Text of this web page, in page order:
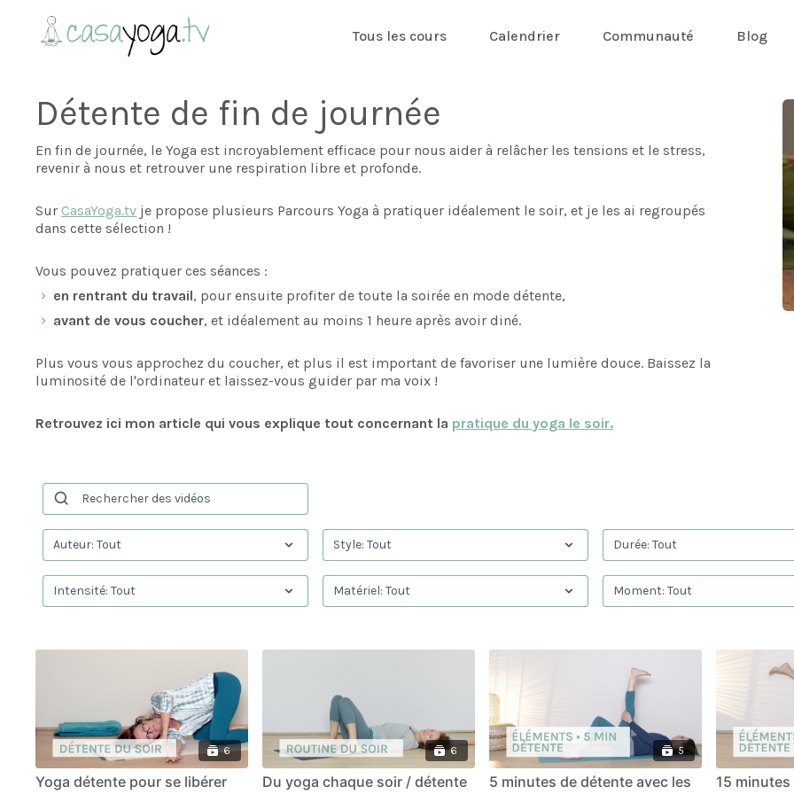
Tous les cours Calendrier Communauté Blog
Détente de fin de journée
En fin de journée, le Yoga est incroyablement efficace pour nous aider à relâcher les tensions et le stress,
revenir à nous et retrouver une respiration libre et profonde.
Sur CasaYoga.tv je propose plusieurs Parcours Yoga à pratiquer idéalement le soir, et je les ai regroupés
dans cette sélection !
Vous pouvez pratiquer ces séances :
en rentrant du travail, pour ensuite profiter de toute la soirée en mode détente,
avant de vous coucher, et idéalement au moins 1 heure après avoir diné.
Plus vous vous approchez du coucher, et plus il est important de favoriser une lumière douce. Baissez la
luminosité de l'ordinateur et laissez-vous guider par ma voix !
Retrouvez ici mon article qui vous explique tout concernant la pratique du yoga le soir.
6
Yoga détente pour se libérer
6
Du yoga chaque soir / détente
5
5 minutes de détente avec les 15